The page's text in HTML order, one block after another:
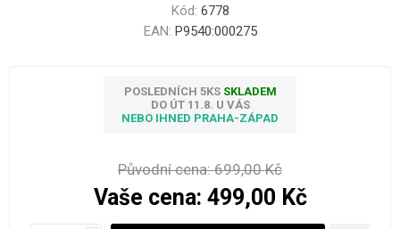
Kód: 6778
EAN: P9540:000275
POSLEDNÍCH 5KS SKLADEM
DO ÚT 11.8. U VÁS
NEBO IHNED PRAHA-ZÁPAD
Původní cena: 699,00 Kč
Vaše cena: 499,00 Kč